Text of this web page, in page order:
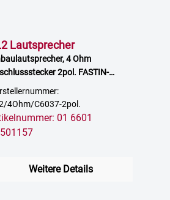
Lautsprecher
4 Ohm
2pol. FASTIN-
4Ohm/C6037-2pol.
01 6601
Weitere Details